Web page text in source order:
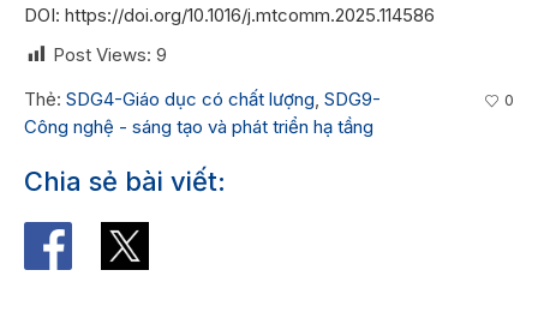
DOI: https://doi.org/10.1016/j.mtcomm.2025.114586
Post Views: 9
Thẻ: SDG4-Giáo dục có chất lượng SDG9-
Công nghệ - sáng tạo và phát triển hạ tầng
0
Chia sẻ bài viết: